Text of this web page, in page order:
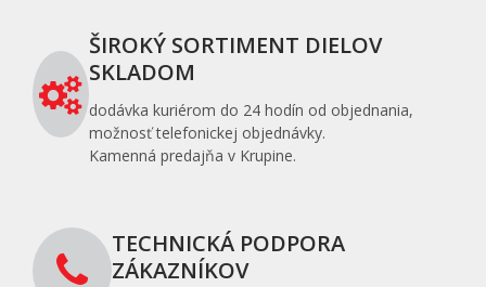
ŠIROKÝ SORTIMENT DIELOV
SKLADOM
dodávka kuriérom do 24 hodín od objednania,
možnosť telefonickej objednávky.
Kamenná predajňa v Krupine.
TECHNICKÁ PODPORA
ZÁKAZNÍKOV